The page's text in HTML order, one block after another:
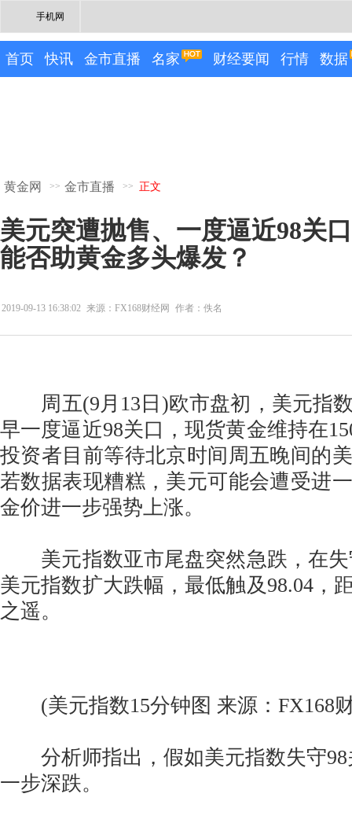
手机网
首页 快讯 金市直播 名家 财经要闻 行情 数据
黄金网 >> 金市直播 >> 正文
美元突遭抛售、一度逼近98关
能否助黄金多头爆发？
2019-09-13 16:38:02 来源：FX168财经网 作者：佚名
周五(9月13日)欧市盘初，美元指
早一度逼近98关口，现货黄金维持在
投资者目前等待北京时间周五晚间的
若数据表现糟糕，美元可能会遭受进
金价进一步强势上涨。
美元指数亚市尾盘突然急跌，在失
美元指数扩大跌幅，最低触及98.04，
之遥。
(美元指数15分钟图 来源：FX168
分析师指出，假如美元指数失守98
一步深跌。